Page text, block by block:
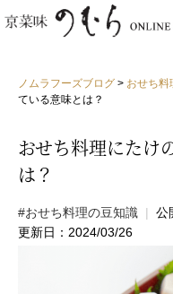
ノムラフーズブログ > おせち料
ている意味とは？
おせち料理にたけ
は？
#おせち料理の豆知識 |
公
更新日：2024/03/26